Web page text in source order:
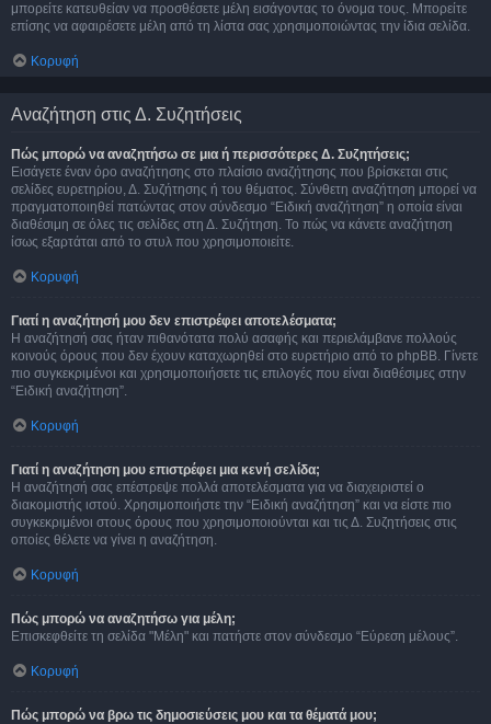
μπορείτε κατευθείαν να προσθέσετε μέλη εισάγοντας το όνομα τους. Μπορείτε
επίσης να αφαιρέσετε μέλη από τη λίστα σας χρησιμοποιώντας την ίδια σελίδα.
Κορυφή
Αναζήτηση στις Δ. Συζητήσεις
Πώς μπορώ να αναζητήσω σε μια ή περισσότερες Δ. Συζητήσεις;
Εισάγετε έναν όρο αναζήτησης στο πλαίσιο αναζήτησης που βρίσκεται στις
σελίδες ευρετηρίου, Δ. Συζήτησης ή του θέματος. Σύνθετη αναζήτηση μπορεί να
πραγματοποιηθεί πατώντας στον σύνδεσμο “Ειδική αναζήτηση” η οποία είναι
διαθέσιμη σε όλες τις σελίδες στη Δ. Συζήτηση. Το πώς να κάνετε αναζήτηση
ίσως εξαρτάται από το στυλ που χρησιμοποιείτε.
Κορυφή
Γιατί η αναζήτησή μου δεν επιστρέφει αποτελέσματα;
Η αναζήτησή σας ήταν πιθανότατα πολύ ασαφής και περιελάμβανε πολλούς
κοινούς όρους που δεν έχουν καταχωρηθεί στο ευρετήριο από το phpBB. Γίνετε
πιο συγκεκριμένοι και χρησιμοποιήσετε τις επιλογές που είναι διαθέσιμες στην
“Ειδική αναζήτηση”.
Κορυφή
Γιατί η αναζήτηση μου επιστρέφει μια κενή σελίδα;
Η αναζήτησή σας επέστρεψε πολλά αποτελέσματα για να διαχειριστεί ο
διακομιστής ιστού. Χρησιμοποιήστε την “Ειδική αναζήτηση” και να είστε πιο
συγκεκριμένοι στους όρους που χρησιμοποιούνται και τις Δ. Συζητήσεις στις
οποίες θέλετε να γίνει η αναζήτηση.
Κορυφή
Πώς μπορώ να αναζητήσω για μέλη;
Επισκεφθείτε τη σελίδα "Μέλη" και πατήστε στον σύνδεσμο “Εύρεση μέλους”.
Κορυφή
Πώς μπορώ να βρω τις δημοσιεύσεις μου και τα θέματά μου;